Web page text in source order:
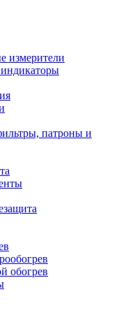
измерители
патроны и
обогрев